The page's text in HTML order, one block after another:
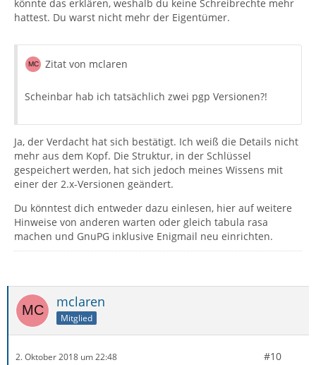
könnte das erklären, weshalb du keine Schreibrechte mehr
hattest. Du warst nicht mehr der Eigentümer.
Zitat von mclaren
Scheinbar hab ich tatsächlich zwei pgp Versionen?!
Ja, der Verdacht hat sich bestätigt. Ich weiß die Details nicht
mehr aus dem Kopf. Die Struktur, in der Schlüssel
gespeichert werden, hat sich jedoch meines Wissens mit
einer der 2.x-Versionen geändert.
Du könntest dich entweder dazu einlesen, hier auf weitere
Hinweise von anderen warten oder gleich tabula rasa
machen und GnuPG inklusive Enigmail neu einrichten.
mclaren
Mitglied
2. Oktober 2018 um 22:48 #10